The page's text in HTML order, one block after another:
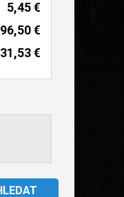
5,45 €
96,50 €
31,53 €